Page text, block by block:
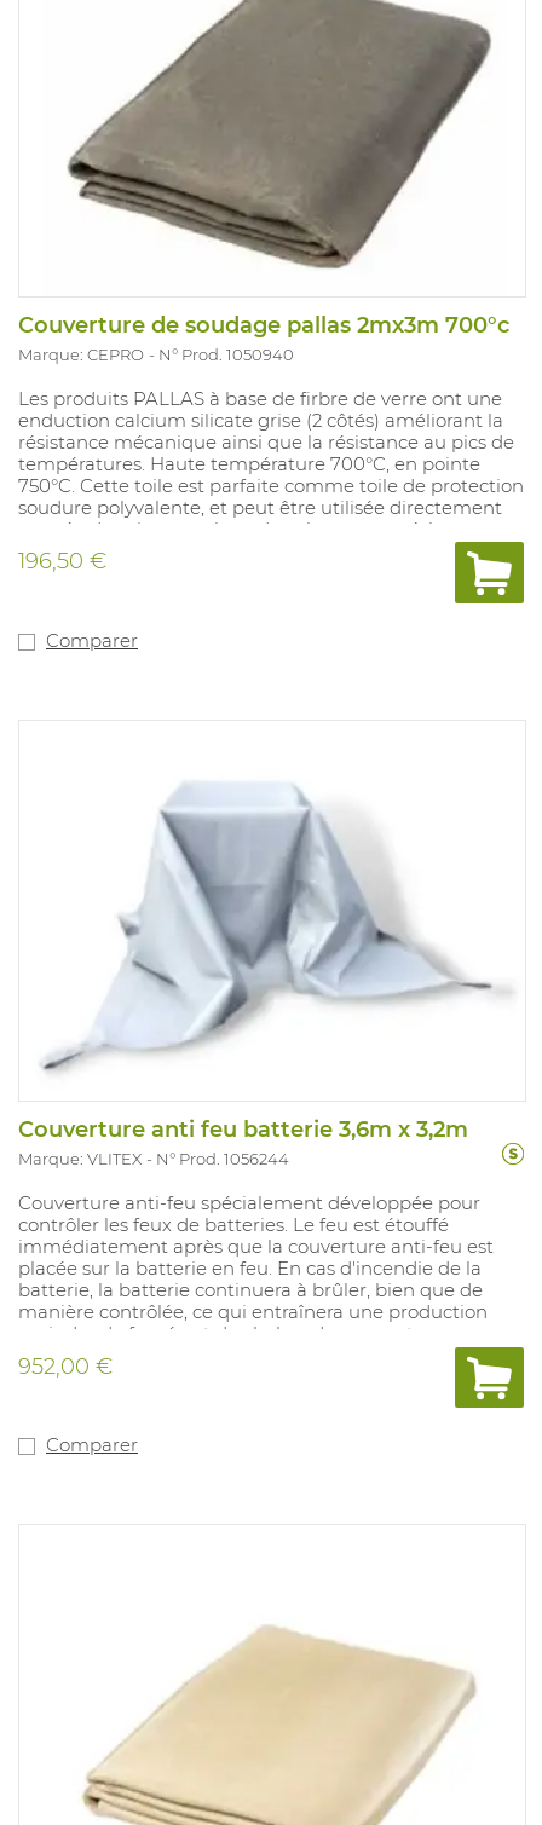
Couverture de soudage pallas 2mx3m 700°c
Marque: CEPRO N° Prod. 1050940
Les produits PALLAS à base de firbre de verre ont une
enduction calcium silicate grise (2 côtés) améliorant la
résistance mécanique ainsi que la résistance au pics de
températures. Haute température 700°C, en pointe
750°C. Cette toile est parfaite comme toile de protection
soudure polyvalente, et peut être utilisée directement
coupée depuis un rouleau dans le mesure où les
extrémités ne s'effilochent pas après la coupe. La toile
PALLAS ne contient pas d'amiante. Dimensions: 2m x
196,50 €
Comparer
Couverture anti feu batterie 3,6m x 3,2m
Marque: VLITEX N° Prod. 1056244
Couverture anti-feu spécialement développée pour
contrôler les feux de batteries. Le feu est étouffé
immédiatement après que la couverture anti-feu est
placée sur la batterie en feu. En cas d'incendie de la
batterie, la batterie continuera à brûler, bien que de
manière contrôlée, ce qui entraînera une production
moindre de fumée et de chaleur. La couverture
premium peut être utilisée plusieurs fois. Sac de
transport inclus.
952,00 €
Comparer